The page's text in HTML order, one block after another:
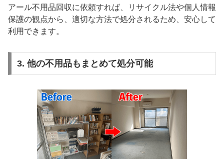
アール不用品回収に依頼すれば、リサイクル法や個人情報
保護の観点から、適切な方法で処分されるため、安心して
利用できます。
3. 他の不用品もまとめて処分可能